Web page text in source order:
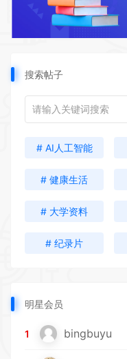
搜索帖子
# AI人工智能
# 健康生活
# 大学资料
# 纪录片
明星会员
1 bingbuyu